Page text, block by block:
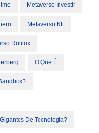
Metaverso Investir
Metaverso Nft
Roblox
O Que É
De Tecnologia?